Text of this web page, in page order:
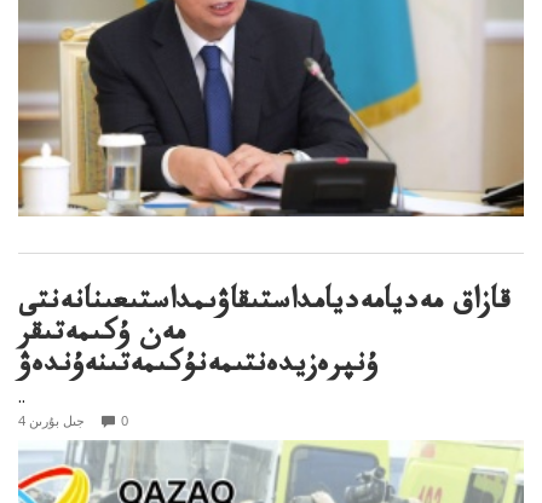
قازاق مەديامەديامداستىقاۋىمداستىعىنانەنتى
مەن ۇكىمەتىقر
ۇنپرەزيدەنتىمەنۇكىمەتىنەۇندەۋ
..
4 جىل بۇرىن 0